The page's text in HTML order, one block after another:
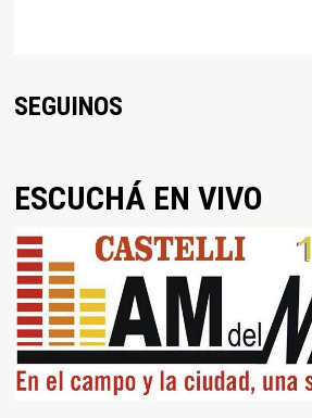
SEGUINOS
ESCUCHÁ EN VIVO